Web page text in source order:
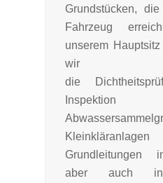
Grundstücken,
Fahrzeug
unserem
wir
die
Grundleitungen
aber auch in